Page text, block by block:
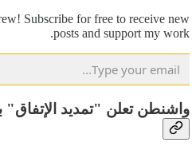
Subscribe for free to receive new
posts and support my work.
واشنطن تعلن "تمديد الإتفاق"